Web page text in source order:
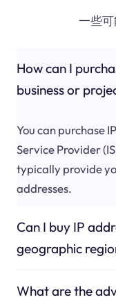
一些
How can I
business or
You can purchase
Service Provider
typically provide
addresses.
Can I buy IP
geographic
What are the